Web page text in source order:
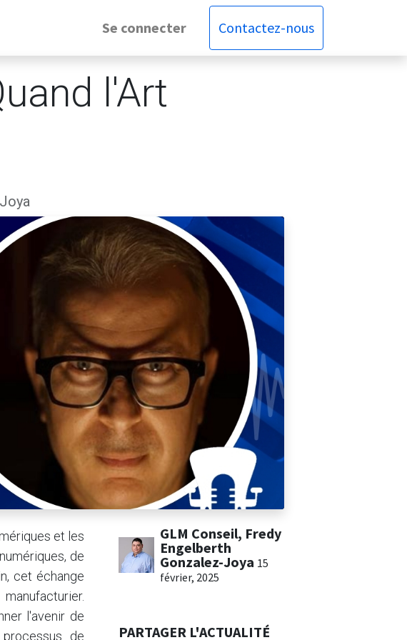
Se connecter Contactez-nous
l'Art
et les
de
cet échange
l'avenir de
de
GLM Conseil, Fredy
Engelberth
Gonzalez-Joya 15
février, 2025
PARTAGER L'ACTUALITÉ